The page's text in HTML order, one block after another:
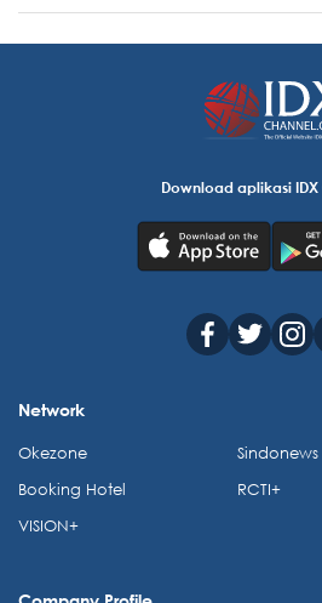
Download aplikasi
Network
Okezone
Booking Hotel
VISION+
Sindonews
RCTI+